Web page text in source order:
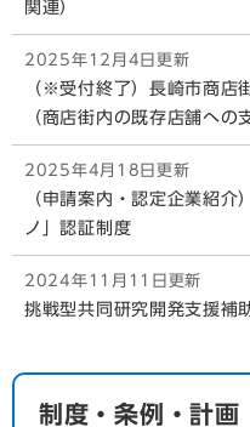
関連）
2025年12月4日更新
（※受付終了）長崎市商店
（商店街内の既存店舗への
2025年4月18日更新
（申請案内・認定企業紹介
ノ」認証制度
2024年11月11日更新
挑戦型共同研究開発支援補
制度・条例・計画